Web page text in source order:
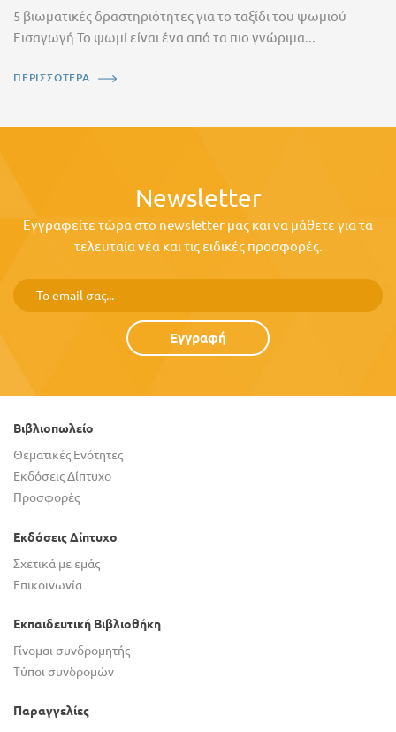
5 βιωματικές δραστηριότητες για το ταξίδι του ψωμιού
Εισαγωγή Το ψωμί είναι ένα από τα πιο γνώριμα...
ΠΕΡΙΣΣΟΤΕΡΑ
Newsletter
Εγγραφείτε τώρα στο newsletter μας και να μάθετε για τα
τελευταία νέα και τις ειδικές προσφορές.
Εγγραφή
Βιβλιοπωλείο
Θεματικές Ενότητες
Εκδόσεις Δίπτυχο
Προσφορές
Εκδόσεις Δίπτυχο
Σχετικά με εμάς
Επικοινωνία
Εκπαιδευτική Βιβλιοθήκη
Γίνομαι συνδρομητής
Τύποι συνδρομών
Παραγγελίες